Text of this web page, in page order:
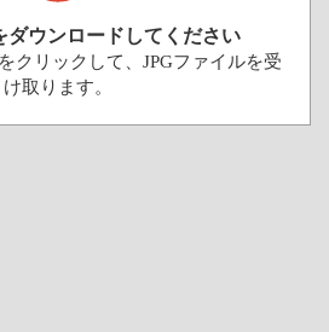
ダウンロードしてください
クリックして、JPGファイルを受
け取ります。